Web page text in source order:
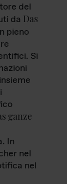
del
da Das
pieno
Si
ganze
In
nel
nel